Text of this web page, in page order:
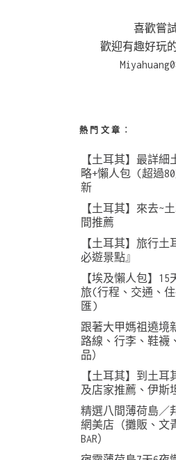
喜歡嘗
歡迎有趣好玩
熱門文章︰
【土耳其】最詳細
略+懶人包 (超過80
新
【土耳其】來去~
間推薦
【土耳其】旅行土
必遊景點』
【埃及懶人包】15
旅(行程、交通、
匯)
跟著大甲媽祖遶境
路線、行李、鞋襪
品）
【土耳其】到土耳
及店家推薦、伊斯
精選八間薄荷島／
網美店（攤販、文
BAR）